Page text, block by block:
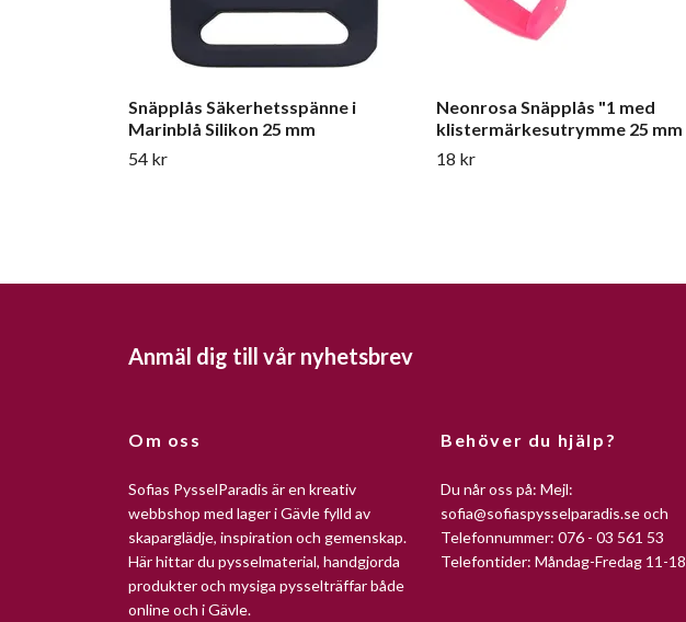
Snäpplås Säkerhetsspänne i
Marinblå Silikon 25 mm
54 kr
Neonrosa Snäpplås "1 med
klistermärkesutrymme 25 mm
18 kr
Anmäl dig till vår nyhetsbrev
Om oss
Sofias PysselParadis är en kreativ
webbshop med lager i Gävle fylld av
skaparglädje, inspiration och gemenskap.
Här hittar du pysselmaterial, handgjorda
produkter och mysiga pysselträffar både
online och i Gävle.
Behöver du hjälp?
Du når oss på: Mejl:
sofia@sofiaspysselparadis.seoch
Telefonnummer: 076 - 03 561 53
Telefontider: Måndag-Fredag 11-18